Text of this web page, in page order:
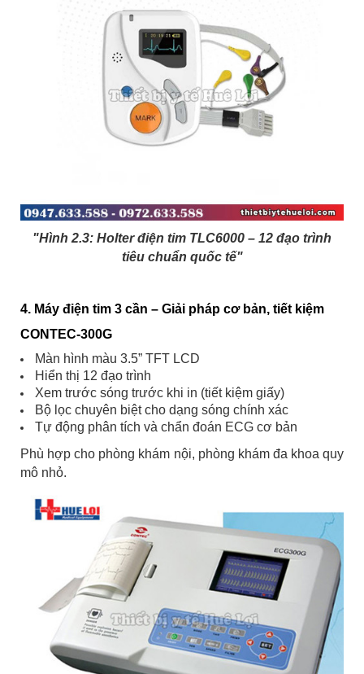
"Hình 2.3: Holter điện tim TLC6000 – 12 đạo trình
tiêu chuẩn quốc tế"
4. Máy điện tim 3 cần – Giải pháp cơ bản, tiết kiệm
CONTEC-300G
Màn hình màu 3.5” TFT LCD
Hiển thị 12 đạo trình
Xem trước sóng trước khi in (tiết kiệm giấy)
Bộ lọc chuyên biệt cho dạng sóng chính xác
Tự động phân tích và chẩn đoán ECG cơ bản
Phù hợp cho phòng khám nội, phòng khám đa khoa quy
mô nhỏ.